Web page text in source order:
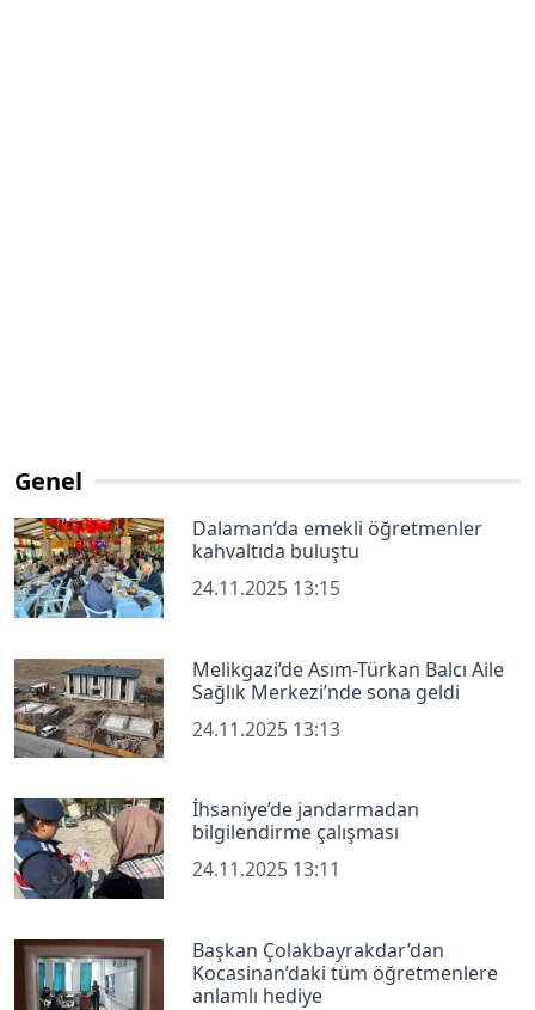
Genel
Dalaman’da emekli öğretmenler
kahvaltıda buluştu
24.11.2025 13:15
Melikgazi’de Asım-Türkan Balcı Aile
Sağlık Merkezi’nde sona geldi
24.11.2025 13:13
İhsaniye’de jandarmadan
bilgilendirme çalışması
24.11.2025 13:11
Başkan Çolakbayrakdar’dan
Kocasinan’daki tüm öğretmenlere
anlamlı hediye